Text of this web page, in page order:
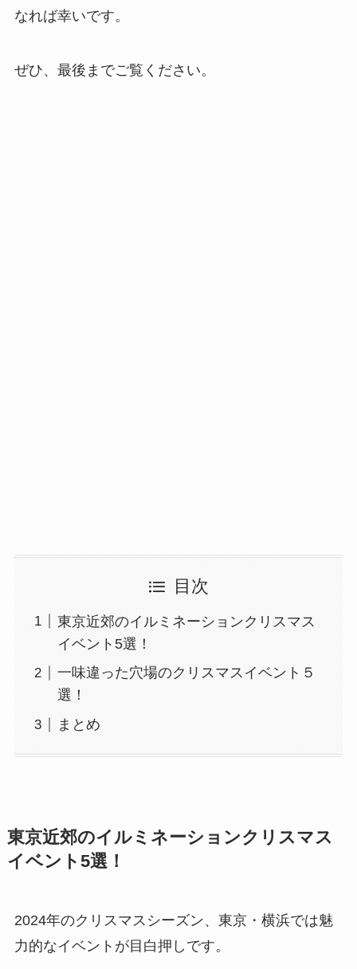
なれば幸いです。
ぜひ、最後までご覧ください。
目次
東京近郊のイルミネーションクリスマス
イベント5選！
一味違った穴場のクリスマスイベント５
選！
まとめ
東京近郊のイルミネーションクリスマス
イベント5選！
2024年のクリスマスシーズン、東京・横浜では魅
力的なイベントが目白押しです。